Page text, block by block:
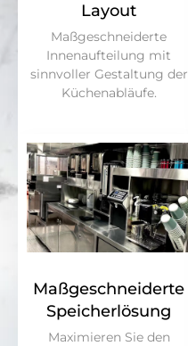
Layout
Maßgeschneiderte
Innenaufteilung mit
sinnvoller Gestaltung der
Küchenabläufe.
Maßgeschneiderte
Speicherlösung
Maximieren Sie den